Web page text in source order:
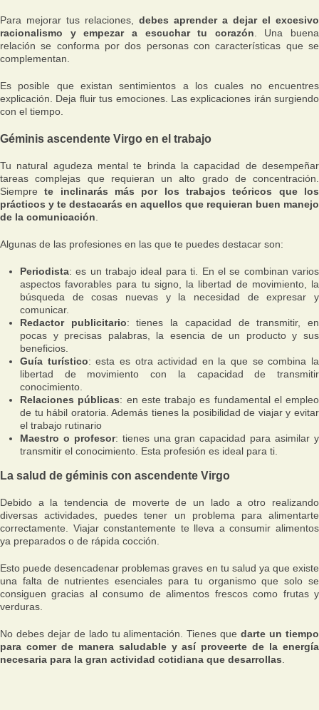
Para mejorar tus relaciones, debes aprender a dejar el excesivo
racionalismo y empezar a escuchar tu corazón . Una buena
relación se conforma por dos personas con características que se
complementan.
Es posible que existan sentimientos a los cuales no encuentres
explicación. Deja fluir tus emociones. Las explicaciones irán surgiendo
con el tiempo.
Géminis ascendente Virgo en el trabajo
Tu natural agudeza mental te brinda la capacidad de desempeñar
tareas complejas que requieran un alto grado de concentración.
Siemprete inclinarás más por los trabajos teóricos que los
prácticos y te destacarás en aquellos que requieran buen manejo
de la comunicación
Algunas de las profesiones en las que te puedes destacar son:
Periodista: es un trabajo ideal para ti. En el se combinan varios
aspectos favorables para tu signo, la libertad de movimiento, la
búsqueda de cosas nuevas y la necesidad de expresar y
comunicar.
Redactor publicitario: tienes la capacidad de transmitir, en
pocas y precisas palabras, la esencia de un producto y sus
beneficios.
Guía turístico: esta es otra actividad en la que se combina la
libertad de movimiento con la capacidad de transmitir
conocimiento.
Relaciones públicas: en este trabajo es fundamental el empleo
de tu hábil oratoria. Además tienes la posibilidad de viajar y evitar
el trabajo rutinario
Maestro o profesor: tienes una gran capacidad para asimilar y
transmitir el conocimiento. Esta profesión es ideal para ti.
La salud de géminis con ascendente Virgo
Debido a la tendencia de moverte de un lado a otro realizando
diversas actividades, puedes tener un problema para alimentarte
correctamente. Viajar constantemente te lleva a consumir alimentos
ya preparados o de rápida cocción.
Esto puede desencadenar problemas graves en tu salud ya que existe
una falta de nutrientes esenciales para tu organismo que solo se
consiguen gracias al consumo de alimentos frescos como frutas y
verduras.
No debes dejar de lado tu alimentación. Tienes quedarte un tiempo
para comer de manera saludable y así proveerte de la energía
necesaria para la gran actividad cotidiana que desarrollas.